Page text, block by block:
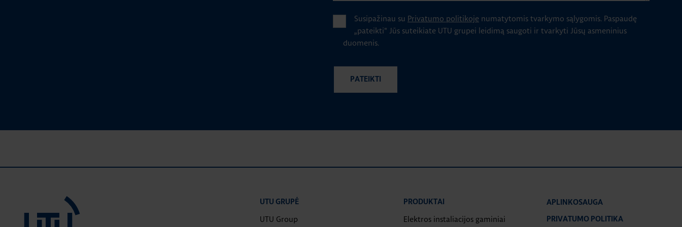
Susipažinau su Privatumo politikoje numatytomis tvarkymo sąlygomis. Paspaudę
„pateikti" Jūs suteikiate UTU grupei leidimą saugoti ir tvarkyti Jūsų asmeninius
duomenis.
UTU GRUPĖ
UTU Group
PRODUKTAI
Elektros instaliacijos gaminiai
APLINKOSAUGA
PRIVATUMO POLITIKA